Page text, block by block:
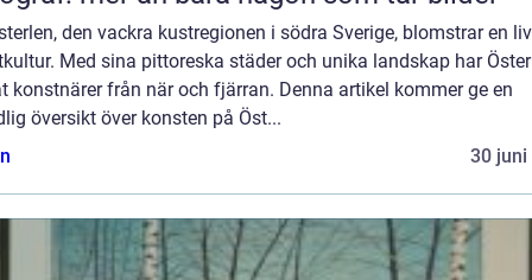
den vackra kustregionen i södra Sverige, blomstrar en
Med sina pittoreska städer och unika landskap har
konstnärer från när och fjärran. Denna artikel kommer ge en
översikt över konsten på Öst...
30 juni